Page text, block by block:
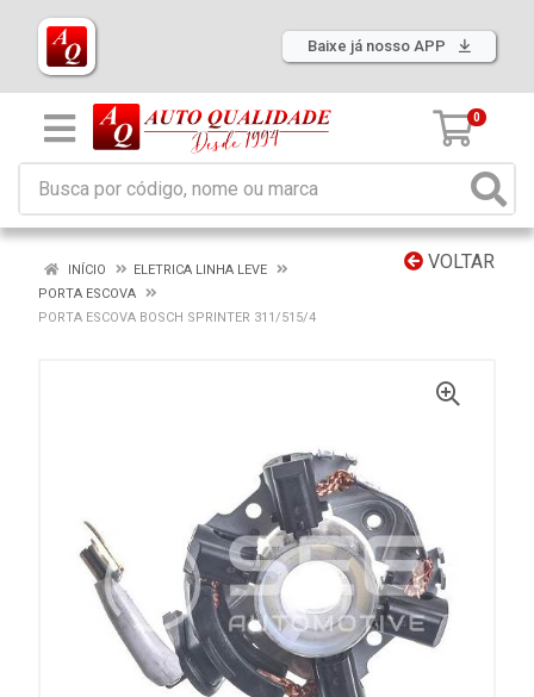
Baixe já nosso APP
0
VOLTAR
INÍCIO
ELETRICA LINHA LEVE
PORTA ESCOVA
PORTA ESCOVA BOSCH SPRINTER 311/515/4